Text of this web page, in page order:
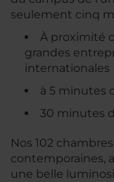
seulement cinq
À proximité
grandes
internationales
à 5 minutes
30 minutes
Nos 102
contemporaines,
une belle